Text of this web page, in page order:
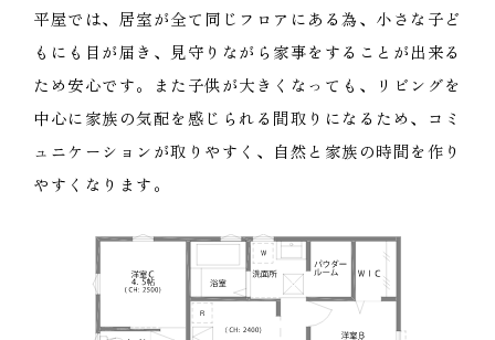
平屋では、居室が全て同じフロアにある為、小さな子ど
もにも目が届き、見守りながら家事をすることが出来る
ため安心です。また子供が大きくなっても、リビングを
中心に家族の気配を感じられる間取りになるため、コミ
ュニケーションが取りやすく、自然と家族の時間を作り
やすくなります。